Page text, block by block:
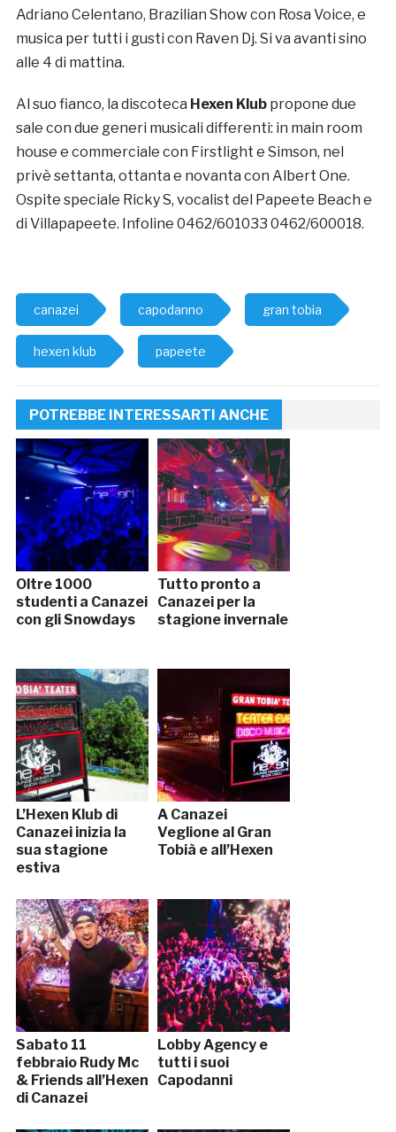
Adriano Celentano, Brazilian Show con Rosa Voice, e
musica per tutti i gusti con Raven Dj. Si va avanti sino
alle 4 di mattina.
Al suo fianco, la discoteca Hexen Klubpropone due
sale con due generi musicali differenti: in main room
house e commerciale con Firstlight e Simson, nel
privè settanta, ottanta e novanta con Albert One.
Ospite speciale Ricky S, vocalist del Papeete Beach e
di Villapapeete. Infoline 0462/601033 0462/600018.
canazei capodanno gran tobia
hexen klub papeete
POTREBBE INTERESSARTI ANCHE
Oltre 1000
studenti a Canazei
con gli Snowdays
Tutto pronto a
Canazei per la
stagione invernale
L’Hexen Klub di
Canazei inizia la
sua stagione
estiva
A Canazei
Veglione al Gran
Tobià e all’Hexen
Sabato 11
febbraio Rudy Mc
& Friends all’Hexen
di Canazei
Lobby Agency e
tutti i suoi
Capodanni